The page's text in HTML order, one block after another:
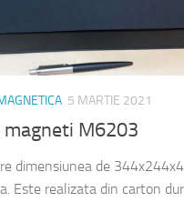
5 MARTIE 2021
M6203
dimensiunea de
Este realizata din carton